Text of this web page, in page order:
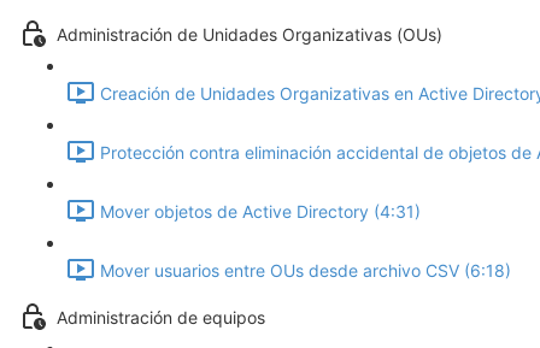
Administración de Unidades Organizativas (OUs)
Creación de Unidades Organizativas en Active
Protección contra eliminación accidental de objetos
Mover objetos de Active Directory (4:31)
Mover usuarios entre OUs desde archivo CSV (6:18)
Administración de equipos